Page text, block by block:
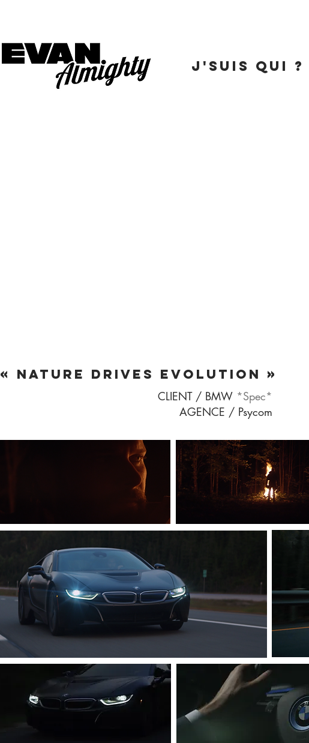
J'SUIS QUI ?
« NATURE DRIVES EVOLUTION »
CLIENT / BMW *Spec*
AGENCE / Psycom